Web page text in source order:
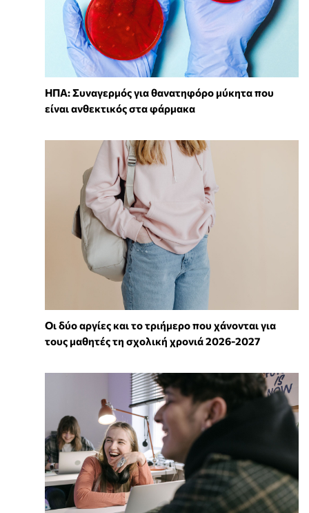
ΗΠΑ: Συναγερμός για θανατηφόρο μύκητα που
είναι ανθεκτικός στα φάρμακα
Οι δύο αργίες και το τριήμερο που χάνονται για
τους μαθητές τη σχολική χρονιά 2026-2027